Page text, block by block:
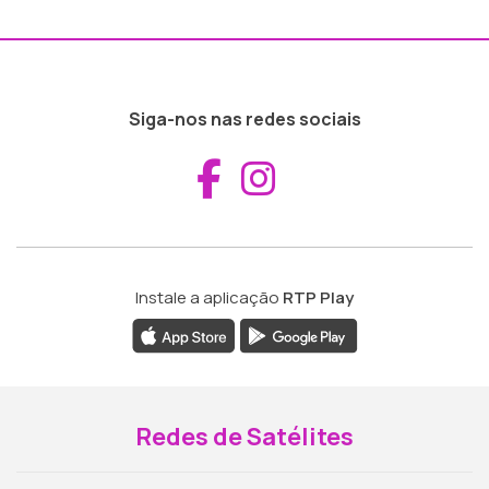
Siga-nos nas redes sociais
Aceder ao
Instale a aplicação RTP Play
Redes de Satélites